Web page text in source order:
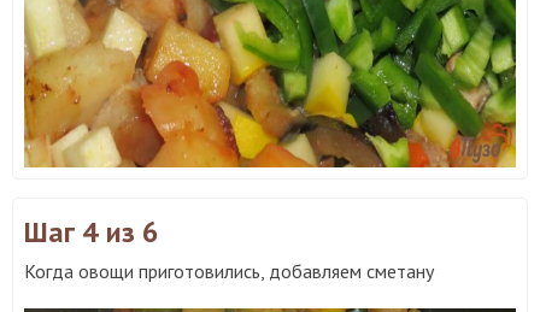
Шаг 4 из 6
Когда овощи приготовились, добавляем сметану